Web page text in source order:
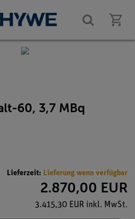
60, 3,7 MBq
Lieferzeit: Lieferung wenn verfügbar
2.870,00 EUR
3.415,30 EUR inkl. MwSt.